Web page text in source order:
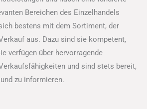
Bereichen des Einzelhandels
bestens mit dem Sortiment, der
aus. Dazu sind sie kompetent,
verfügen über hervorragende
und sind stets bereit,
zu informieren.